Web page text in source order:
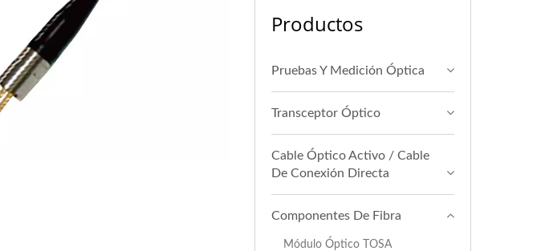
Productos
Pruebas Y Medición Óptica
Transceptor Óptico
Cable Óptico Activo / Cable
De Conexión Directa
Componentes De Fibra
Módulo Óptico TOSA